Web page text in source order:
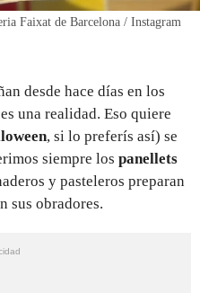
Faixat de Barcelona / Instagram
desde hace días en los
una realidad. Eso quiere
, si lo preferís así) se
siempre los panellets
y pasteleros preparan
sus obradores.